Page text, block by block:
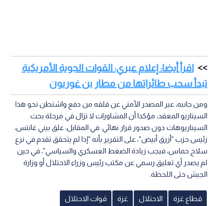
اقرأ أيضا: إعلام عبري: القوات الجوية الأمريكية
تبدأ سحب طائراتها من مطار بن غوريون
ومن جانبه، عبر المصدر الأمني عن قلقه من دفع واشنطن نحو هذا
السيناريو المعقد، مؤكدا أن المشاورات لا تزال في مرحلة بحث
السيناريوهات دون صدور قرار نهائي. في المقابل، علق بيني غانتس،
رئيس حزب "أزرق أبيض"، على التقرير بأنه "إذا لم يتحقق تقدم في نزع
سلاح حماس، فيجب زيادة الضغط العسكري والسياسي"، في حين
لم يصدر أي تعليق رسمي عن مكتب رئيس وزراء الاحتلال أو وزارة
الجيش حتى اللحظة.
قطاع غزة الاحتلال غزة قوات الاحتلال